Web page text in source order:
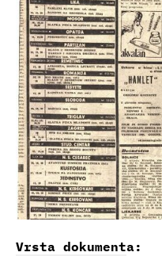
Vrsta dokumenta: